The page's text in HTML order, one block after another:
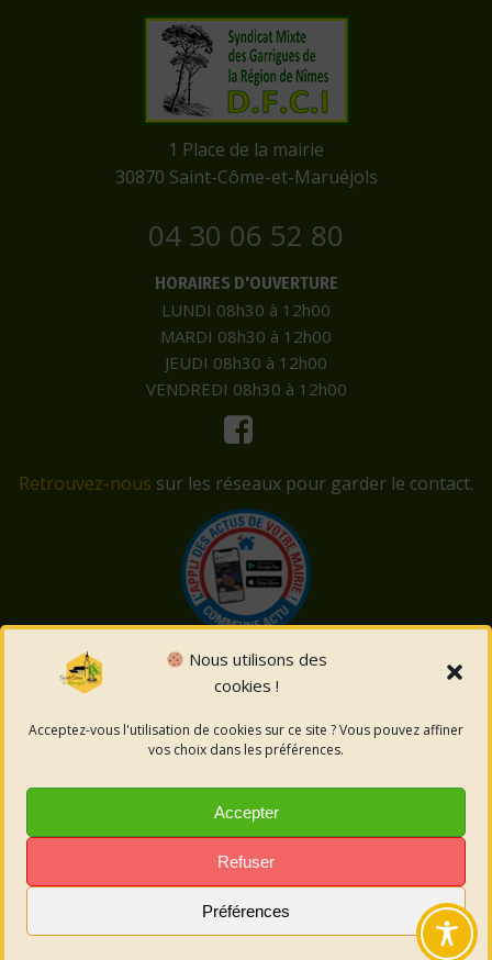
Nous utilisons des
cookies !
Acceptez-vous l'utilisation de cookies sur ce site ? Vous pouvez affiner
vos choix dans les préférences.
Accepter
Refuser
Préférences
​1 Place de la mairie
​30870 Saint-Côme-et-Maruéjols
04 30 06 52 80
HORAIRES D'OUVERTURE
LUNDI 08h30 à 12h00
MARDI 08h30 à 12h00
JEUDI 08h30 à 12h00
VENDREDI 08h30 à 12h00
Retrouvez-nous sur les réseaux pour garder le contact.
© 2026 Saint-Côme-et-Maruéjols. Un service proposé
Mentions légales
Politique des cookies